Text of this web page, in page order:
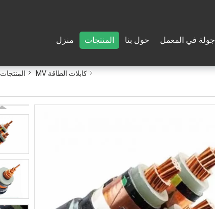
منزل المنتجات حول بنا جولة في المعمل
المنتجات كابلات الطاقة MV